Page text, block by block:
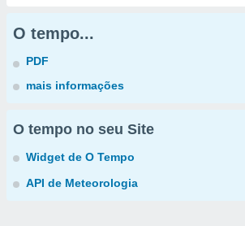
O tempo...
PDF
mais informações
O tempo no seu Site
Widget de O Tempo
API de Meteorologia